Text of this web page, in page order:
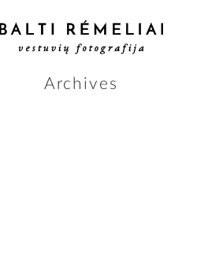
Archives